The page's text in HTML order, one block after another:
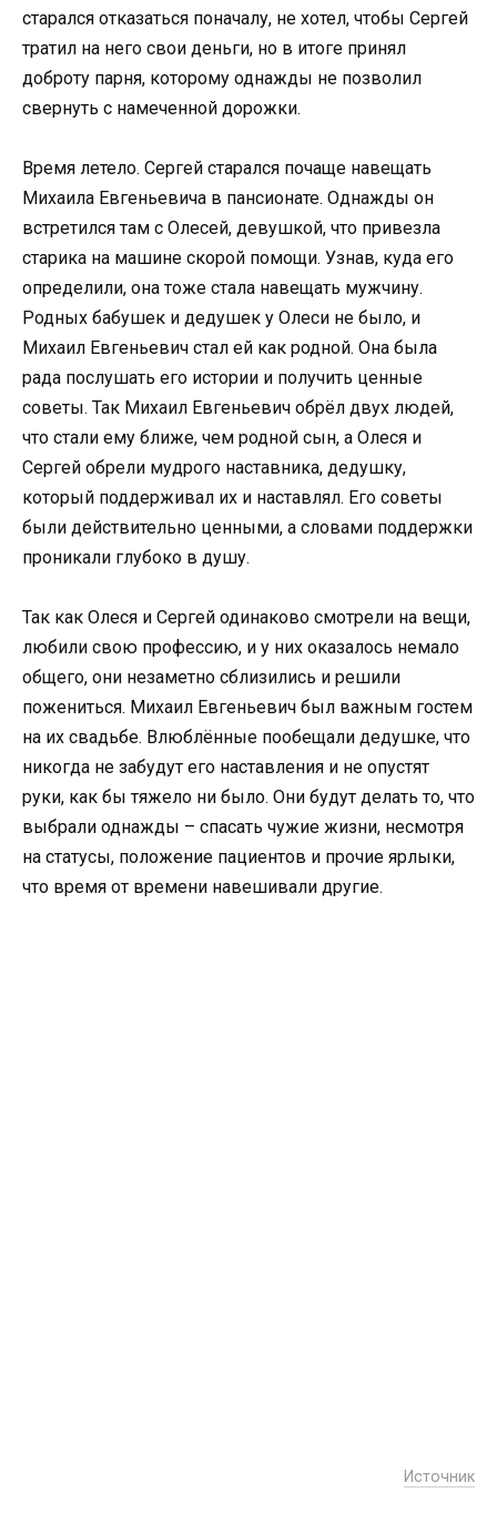
старался отказаться поначалу, не хотел, чтобы Сергей
тратил на него свои деньги, но в итоге принял
доброту парня, которому однажды не позволил
свернуть с намеченной дорожки.
Время летело. Сергей старался почаще навещать
Михаила Евгеньевича в пансионате. Однажды он
встретился там с Олесей, девушкой, что привезла
старика на машине скорой помощи. Узнав, куда его
определили, она тоже стала навещать мужчину.
Родных бабушек и дедушек у Олеси не было, и
Михаил Евгеньевич стал ей как родной. Она была
рада послушать его истории и получить ценные
советы. Так Михаил Евгеньевич обрёл двух людей,
что стали ему ближе, чем родной сын, а Олеся и
Сергей обрели мудрого наставника, дедушку,
который поддерживал их и наставлял. Его советы
были действительно ценными, а словами поддержки
проникали глубоко в душу.
Так как Олеся и Сергей одинаково смотрели на вещи,
любили свою профессию, и у них оказалось немало
общего, они незаметно сблизились и решили
пожениться. Михаил Евгеньевич был важным гостем
на их свадьбе. Влюблённые пообещали дедушке, что
никогда не забудут его наставления и не опустят
руки, как бы тяжело ни было. Они будут делать то, что
выбрали однажды – спасать чужие жизни, несмотря
на статусы, положение пациентов и прочие ярлыки,
что время от времени навешивали другие.
Источник